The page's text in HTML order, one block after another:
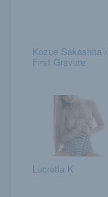
Kozue Sakashita /
First Gravure
Lucretia K